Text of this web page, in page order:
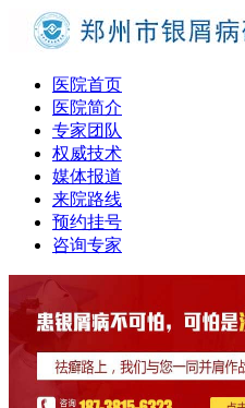
医院首页
医院简介
专家团队
权威技术
媒体报道
来院路线
预约挂号
咨询专家